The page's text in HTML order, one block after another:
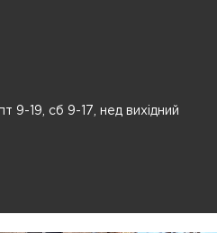
9-19, сб 9-17, нед вихідний